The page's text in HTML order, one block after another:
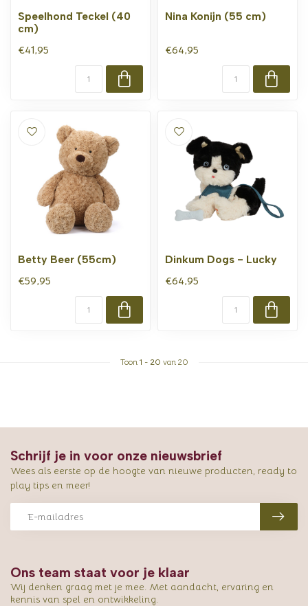
Speelhond Teckel (40
cm)
€41,95
Nina Konijn (55 cm)
€64,95
Betty Beer (55cm)
€59,95
Dinkum Dogs - Lucky
€64,95
Toon 1 - 20 van 20
Ons team staat voor je klaar
Wij denken graag met je mee. Met aandacht, ervaring en
kennis van spel en ontwikkeling.
Schrijf je in voor onze nieuwsbrief
Wees als eerste op de hoogte van nieuwe producten, ready to
play tips en meer!